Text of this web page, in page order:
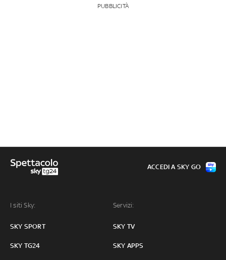
PUBBLICITÀ
I siti Sky:
SKY SPORT
SKY TG24
Servizi:
SKY TV
SKY APPS
ACCEDI A SKY GO